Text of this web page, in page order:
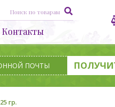
Контакты
гр.